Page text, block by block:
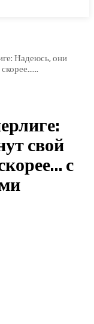
Надеюсь, они
свой
с